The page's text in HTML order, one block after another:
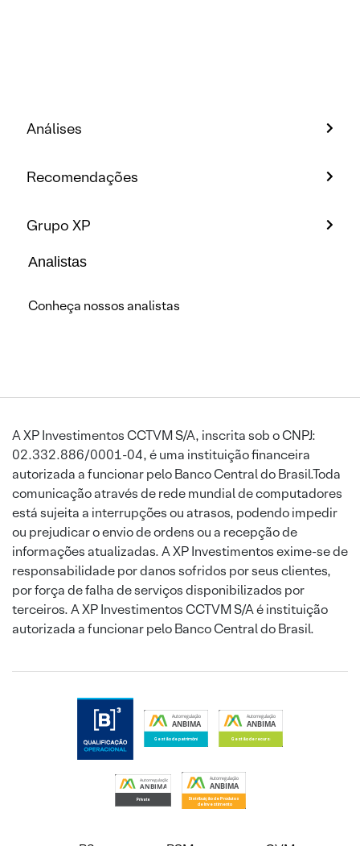
Análises
Recomendações
Grupo XP
Analistas
Conheça nossos analistas
A XP Investimentos CCTVM S/A, inscrita sob o CNPJ:
02.332.886/0001-04, é uma instituição financeira
autorizada a funcionar pelo Banco Central do Brasil.Toda
comunicação através de rede mundial de computadores
está sujeita a interrupções ou atrasos, podendo impedir
ou prejudicar o envio de ordens ou a recepção de
informações atualizadas. A XP Investimentos exime-se de
responsabilidade por danos sofridos por seus clientes,
por força de falha de serviços disponibilizados por
terceiros. A XP Investimentos CCTVM S/A é instituição
autorizada a funcionar pelo Banco Central do Brasil.